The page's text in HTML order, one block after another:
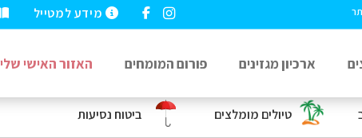
טיולים מומלצים ביטוח נסיעות
מידע למטייל
ארכיון מגזינים פורום המומחים האזור האישי שלי